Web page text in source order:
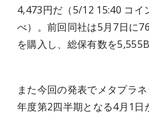
4,473円だ（5/12 15:40 コイ
べ）。前回同社は5月7日に
を購入し、総保有数を
また今回の発表でメタプラ
年度第2四半期となる4月1日